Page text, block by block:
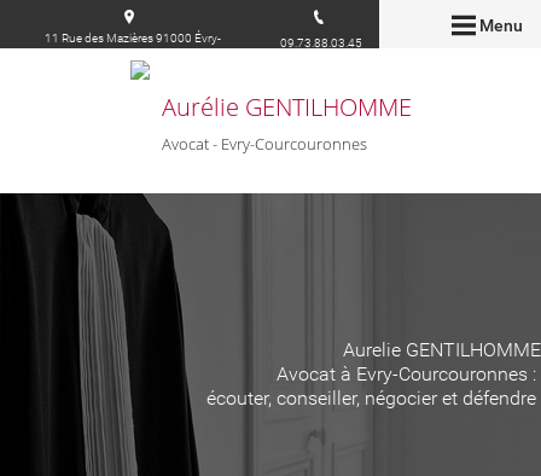
Menu
Aurélie GENTILHOMME
Avocat - Evry-Courcouronnes
11 Rue des Mazières 91000 Évry-
09.73.88.03.45
Aurelie GENTILHOMME
Avocat à Evry-Courcouronnes :
écouter, conseiller, négocier et défendre